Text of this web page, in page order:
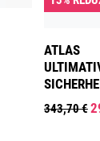
ATLAS
343,70 €